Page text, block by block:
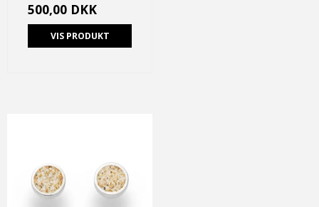
500,00 DKK
VIS PRODUKT